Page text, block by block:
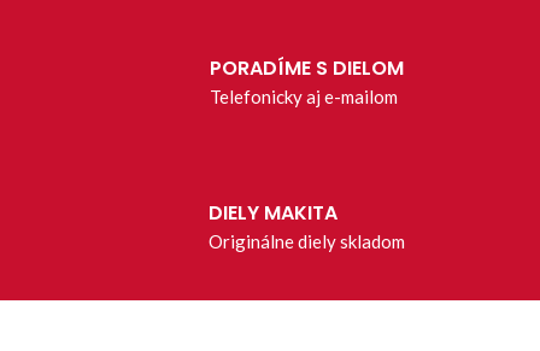
PORADÍME S DIELOM
Telefonicky aj e-mailom
DIELY MAKITA
Originálne diely skladom